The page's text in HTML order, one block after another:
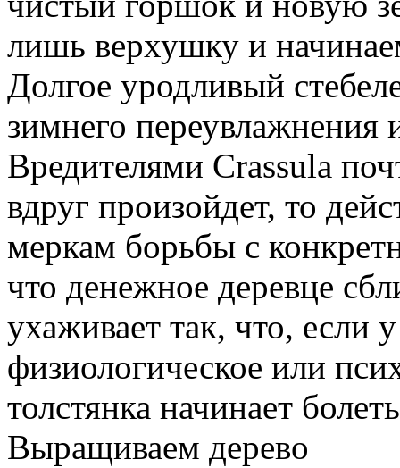
лишь верхушку и
Долгое уродливый
зимнего переувлажнения
Вредителями Crassula
вдруг произойдет, то
меркам борьбы с
что денежное деревце
ухаживает так, что, если
физиологическое или
толстянка начинает
Выращиваем дерево